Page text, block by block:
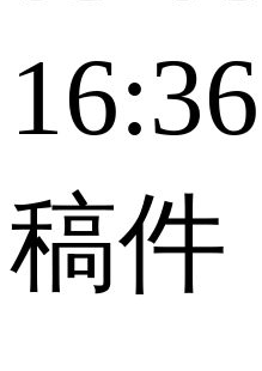
16:36
稿件